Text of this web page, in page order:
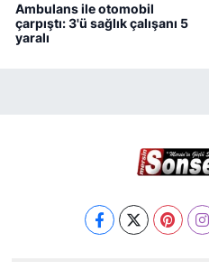
Ambulans ile otomobil
çarpıştı: 3'ü sağlık çalışanı 5
yaralı